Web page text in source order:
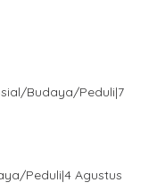
Budaya/Peduli|7
Peduli|4 Agustus